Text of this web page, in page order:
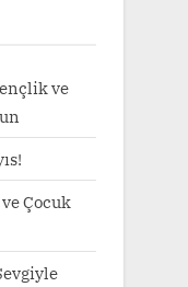
ve
Çocuk